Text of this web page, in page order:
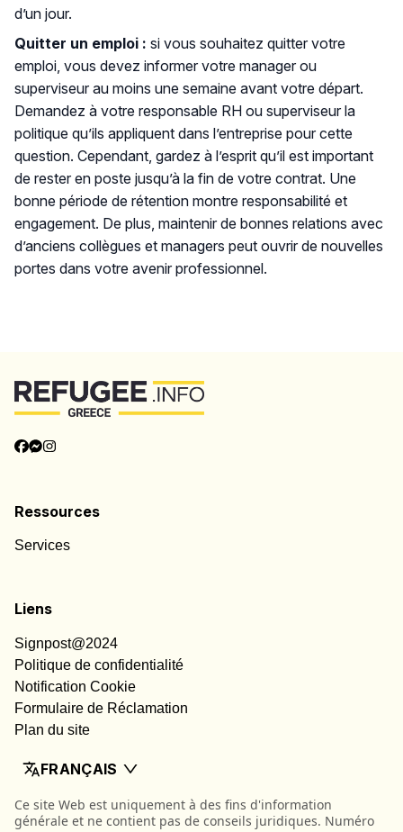
d’un jour.
Quitter un emploi : si vous souhaitez quitter votre
emploi, vous devez informer votre manager ou
superviseur au moins une semaine avant votre départ.
Demandez à votre responsable RH ou superviseur la
politique qu’ils appliquent dans l’entreprise pour cette
question. Cependant, gardez à l’esprit qu’il est important
de rester en poste jusqu’à la fin de votre contrat. Une
bonne période de rétention montre responsabilité et
engagement. De plus, maintenir de bonnes relations avec
d’anciens collègues et managers peut ouvrir de nouvelles
portes dans votre avenir professionnel.
Ressources
Services
Liens
Signpost@2024
Politique de confidentialité
Notification Cookie
Formulaire de Réclamation
Plan du site
FRANÇAIS
Ce site Web est uniquement à des fins d'information
générale et ne contient pas de conseils juridiques. Numéro